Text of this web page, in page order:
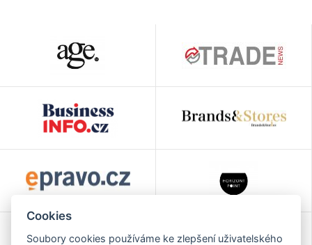
Cookies
Soubory cookies používáme ke zlepšení uživatelského